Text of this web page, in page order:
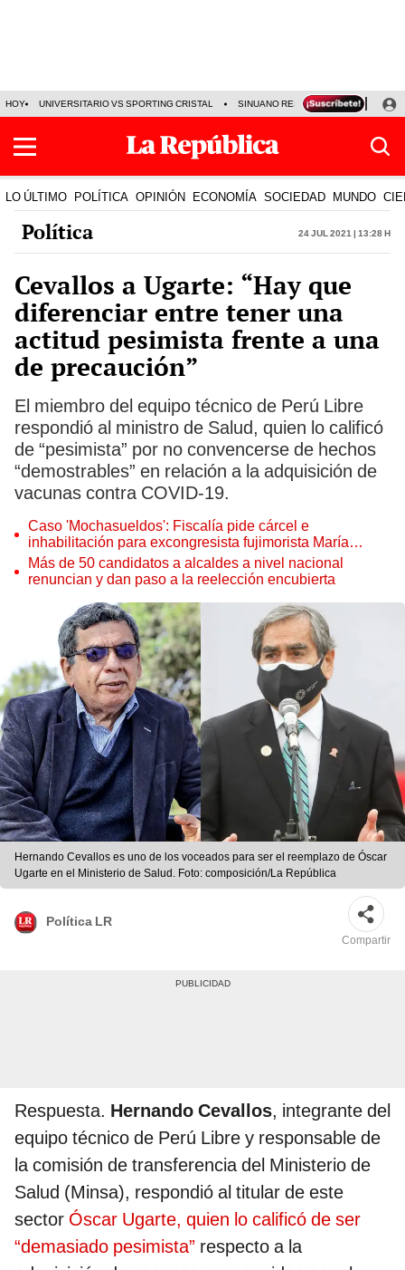
HOY UNIVERSITARIO VS SPORTING CRISTAL SINUANO RESULTADOS HOY
LO ÚLTIMO POLÍTICA OPINIÓN ECONOMÍA SOCIEDAD MUNDO
Política 24 Jul 2021 | 13:28 h
Cevallos a Ugarte: “Hay que
diferenciar entre tener una
actitud pesimista frente a una
de precaución”
El miembro del equipo técnico de Perú Libre
respondió al ministro de Salud, quien lo calificó
de “pesimista” por no convencerse de hechos
“demostrables” en relación a la adquisición de
vacunas contra COVID-19.
Caso 'Mochasueldos': Fiscalía pide cárcel e
inhabilitación para excongresista fujimorista María
Cordero Jon Tay
Más de 50 candidatos a alcaldes a nivel nacional
renuncian y dan paso a la reelección encubierta
Hernando Cevallos es uno de los voceados para ser el reemplazo de Óscar
Ugarte en el Ministerio de Salud. Foto: composición/La República
Política LR
Compartir
Respuesta. Hernando Cevallos, integrante del
equipo técnico de Perú Libre y responsable de
la comisión de transferencia del Ministerio de
Salud (Minsa), respondió al titular de este
sector Óscar Ugarte, quien lo calificó de ser
“demasiado pesimista” respecto a la